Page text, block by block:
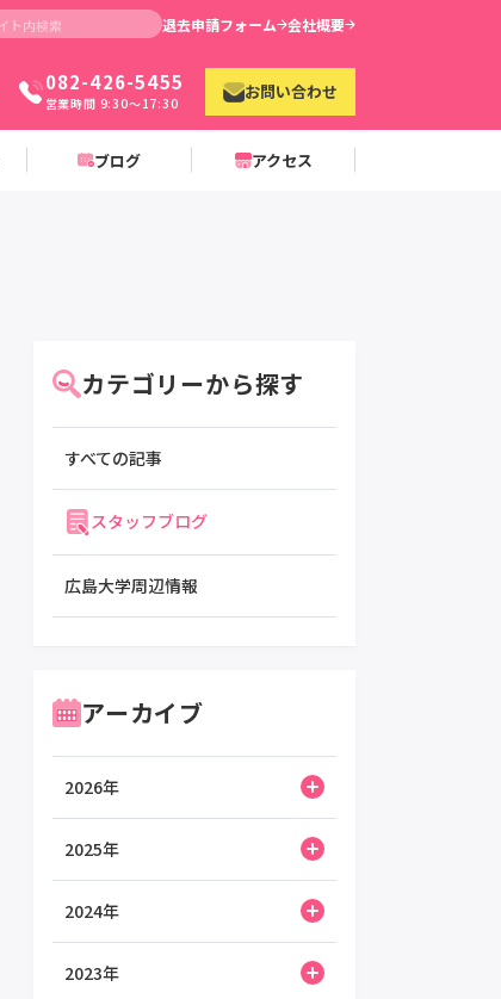
退去申請フォーム 会社概要
082-426-5455
営業時間 9:30〜17:30
お問い合わせ
ブログ アクセス
カテゴリーから探す
すべての記事
スタッフブログ
広島大学周辺情報
アーカイブ
2026年
2025年
2024年
2023年